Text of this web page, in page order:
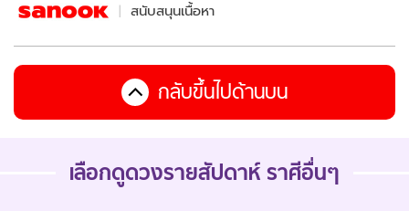
สนับสนุนเนื้อหา
กลับขึ้นไปด้านบน
เลือกดูดวงรายสัปดาห์ ราศีอื่นๆ